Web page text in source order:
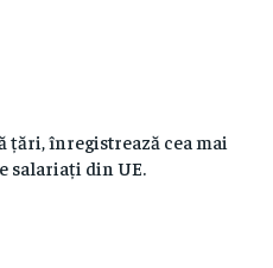
țări, înregistrează cea mai
salariați din UE.